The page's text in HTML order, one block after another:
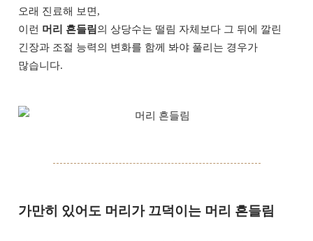
오래 진료해 보면,
이런 머리 흔들림 의 상당수는 떨림 자체보다 그 뒤에 깔린
긴장과 조절 능력의 변화를 함께 봐야 풀리는 경우가
많습니다.
가만히 있어도 머리가 끄덕이는 머리 흔들림